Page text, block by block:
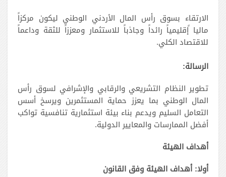
الارتقاء بسوق رأس المال الأردني الوطني ليكون مركزاً
ماليا ًإقليمياً رائداً وجاذباً للاستثمار ومعززاً للثقة وداعماً
للاقتصاد الكلي.
الرسالة:
تطوير النظام التشريعي والرقابي والإشرافي لسوق رأس
المال الوطني بما يعزز حماية المستثمرين ويرسخ أسس
التعامل السليم ويدعم بناء بيئة استثمارية تنافسية تواكب
أفضل الممارسات والمعايير الدولية.
أهداف الهيئة
أولا: أهداف الهيئة وفق القانون